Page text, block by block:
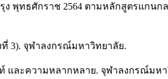
พุทธศักราช 2564 ตามหลักสูตรแกน
3). จุฬาลงกรณ์มหาวิทยาลัย.
และความหลากหลาย. จุฬาลงกรณ์มห